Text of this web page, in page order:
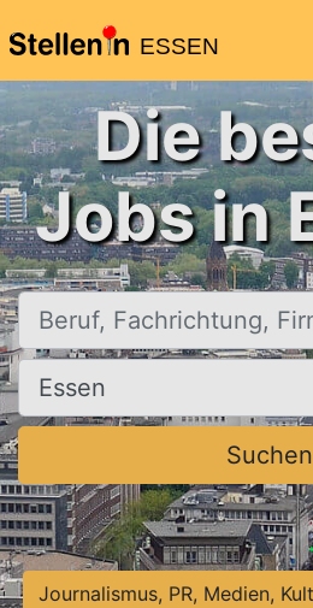
ESSEN
Die
Jobs in
Beruf, Fachrichtung, Firma
Ort, Stadt
Suchen
Journalismus, PR, Medien,